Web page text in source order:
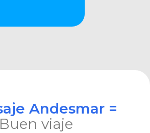
Andesmar =
Buen viaje